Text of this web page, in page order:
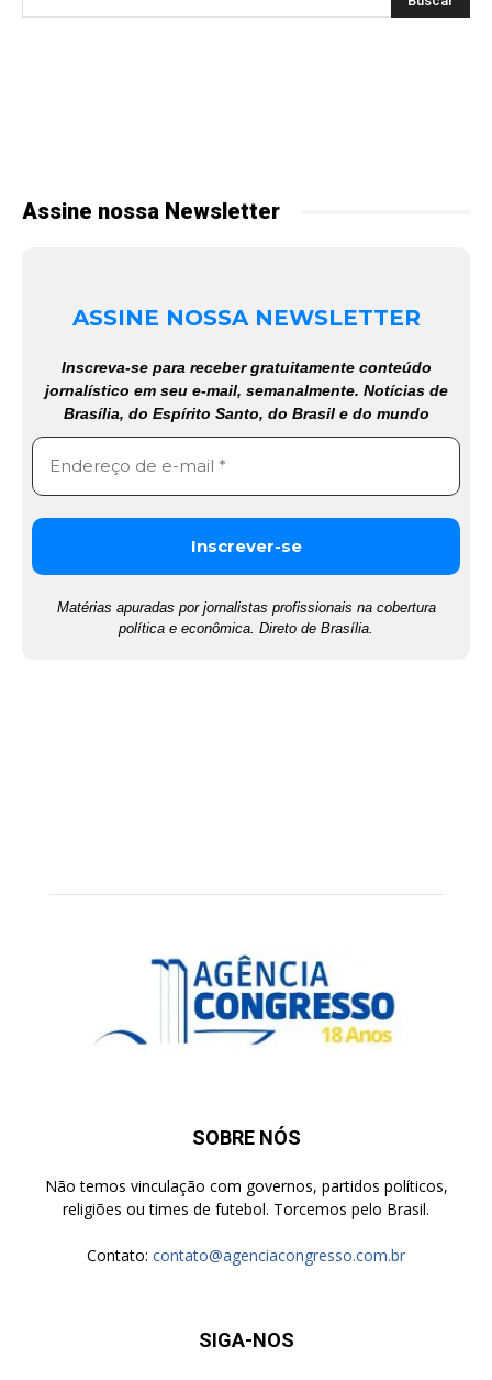
Assine nossa Newsletter
ASSINE NOSSA NEWSLETTER
Inscreva-se para receber gratuitamente conteúdo
jornalístico em seu e-mail, semanalmente. Notícias de
Brasília, do Espírito Santo, do Brasil e do mundo
Matérias apuradas por jornalistas profissionais na cobertura
política e econômica. Direto de Brasília.
SOBRE NÓS
Não temos vinculação com governos, partidos políticos,
religiões ou times de futebol. Torcemos pelo Brasil.
Contato: contato@agenciacongresso.com.br
SIGA-NOS